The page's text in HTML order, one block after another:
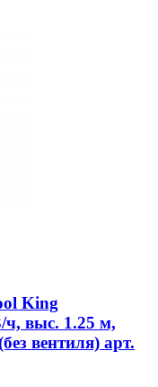
King
выс. 1.25 м,
вентиля) арт.